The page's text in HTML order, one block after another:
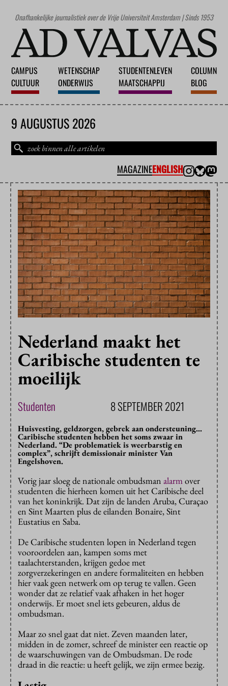
Onafhankelijke journalistiek over de Vrije Universiteit Amsterdam | Sinds 1953
CAMPUS
CULTUUR
WETENSCHAP
ONDERWIJS
STUDENTENLEVEN
MAATSCHAPPIJ
COLUMN
BLOG
9 AUGUSTUS 2026
MAGAZINEENGLISH
Nederland maakt het
Caribische studenten te
moeilijk
Studenten 8 SEPTEMBER 2021
Huisvesting, geldzorgen, gebrek aan ondersteuning…
Caribische studenten hebben het soms zwaar in
Nederland. “De problematiek is weerbarstig en
complex”, schrijft demissionair minister Van
Engelshoven.
Vorig jaar sloeg de nationale ombudsman alarmover
studenten die hierheen komen uit het Caribische deel
van het koninkrijk. Dat zijn de landen Aruba, Curaçao
en Sint Maarten plus de eilanden Bonaire, Sint
Eustatius en Saba.
De Caribische studenten lopen in Nederland tegen
vooroordelen aan, kampen soms met
taalachterstanden, krijgen gedoe met
zorgverzekeringen en andere formaliteiten en hebben
hier vaak geen netwerk om op terug te vallen. Geen
wonder dat ze relatief vaak afhaken in het hoger
onderwijs. Er moet snel iets gebeuren, aldus de
ombudsman.
Maar zo snel gaat dat niet. Zeven maanden later,
midden in de zomer, schreef de minister een reactie op
de waarschuwingen van de Ombudsman. De rode
draad in die reactie: u heeft gelijk, we zijn ermee bezig.